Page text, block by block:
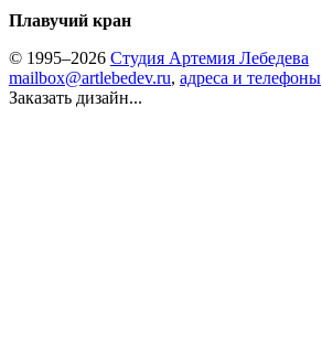
Плавучий кран
© 1995–2026 Студия Артемия Лебедева
mailbox@artlebedev.ru, адреса и телефоны
Заказать дизайн...